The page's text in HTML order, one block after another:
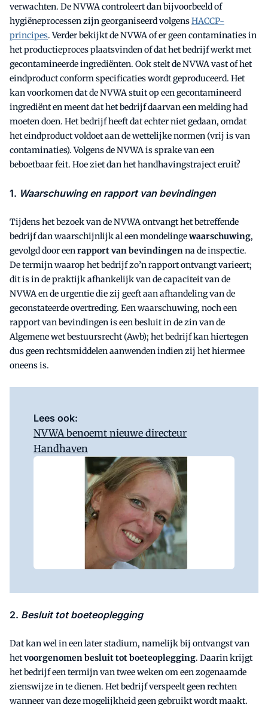
verwachten. De NVWA controleert dan bijvoorbeeld of
hygiëneprocessen zijn georganiseerd volgensHACCP-
principes. Verder bekijkt de NVWA of er geen contaminaties in
het productieproces plaatsvinden of dat het bedrijf werkt met
gecontamineerde ingrediënten. Ook stelt de NVWA vast of het
eindproduct conform specificaties wordt geproduceerd. Het
kan voorkomen dat de NVWA stuit op een gecontamineerd
ingrediënt en meent dat het bedrijf daarvan een melding had
moeten doen. Het bedrijf heeft dat echter niet gedaan, omdat
het eindproduct voldoet aan de wettelijke normen (vrij is van
contaminaties). Volgens de NVWA is sprake van een
beboetbaar feit. Hoe ziet dan het handhavingstraject eruit?
1. Waarschuwing en rapport van bevindingen
Tijdens het bezoek van de NVWA ontvangt het betreffende
bedrijf dan waarschijnlijk al een mondelingewaarschuwing,
gevolgd door eenrapport van bevindingenna de inspectie.
De termijn waarop het bedrijf zo’n rapport ontvangt varieert;
dit is in de praktijk afhankelijk van de capaciteit van de
NVWA en de urgentie die zij geeft aan afhandeling van de
geconstateerde overtreding. Een waarschuwing, noch een
rapport van bevindingen is een besluit in de zin van de
Algemene wet bestuursrecht (Awb); het bedrijf kan hiertegen
dus geen rechtsmiddelen aanwenden indien zij het hiermee
oneens is.
Lees ook:
NVWA benoemt nieuwe directeur
Handhaven
2. Besluit tot boeteoplegging
Dat kan wel in een later stadium, namelijk bij ontvangst van
hetvoorgenomen besluit tot boeteoplegging. Daarin krijgt
het bedrijf een termijn van twee weken om een zogenaamde
zienswijze in te dienen. Het bedrijf verspeelt geen rechten
wanneer van deze mogelijkheid geen gebruikt wordt maakt.